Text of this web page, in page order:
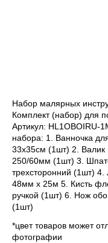
Набор малярных
Комплект (набор) для
Артикул: HL1OBOIRU-
набора: 1. Ванночка
33х35см (1шт) 2.
250/60мм (1шт) 3.
трехсторонний (1шт)
48мм х 25м 5. Кисть
ручкой (1шт) 6. Нож
(1шт)
*цвет товаров может
фотографии